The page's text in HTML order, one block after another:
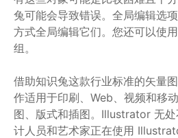
兔可能会导致错误。全局编辑选
方式全局编辑它们。您还可以使
组。
借助知识兔这款行业标准的矢量
作适用于印刷、Web、视频和移
图、版式和插图。Illustrator 无
计人员和艺术家正在使用